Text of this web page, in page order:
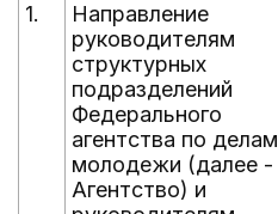
1.
Направление
руководителям
структурных
подразделений
Федерального
агентства по делам
молодежи (далее -
Агентство) и